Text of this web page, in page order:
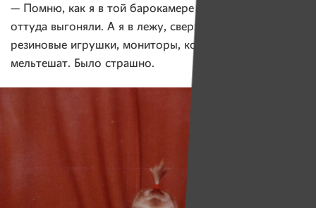
— Помню, как я в той барокамере лежала и маму
оттуда выгоняли. А я в лежу, сверху какие-то
резиновые игрушки, мониторы, компьютеры, люди
мельтешат. Было страшно.